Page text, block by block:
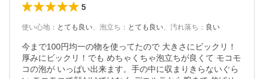
5
使い心地 ： とても良い、 泡立ち ： とても良い、 汚れ落ち ： 良い
今まで100円均一の物を使ってたので 大きさにビックリ！
厚みにビックリ！でも めちゃくちゃ泡立ちが良くて モコモ
コの泡が いっぱい出来ます。手の中に収まりきらないぐら